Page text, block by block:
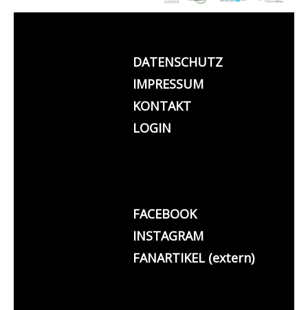
DATENSCHUTZ
IMPRESSUM
KONTAKT
LOGIN
FACEBOOK
INSTAGRAM
FANARTIKEL (extern)